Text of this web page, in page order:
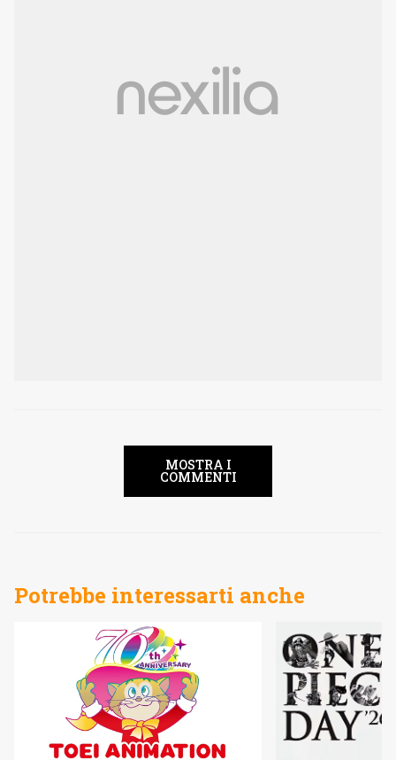
MOSTRA I
COMMENTI
Potrebbe interessarti anche